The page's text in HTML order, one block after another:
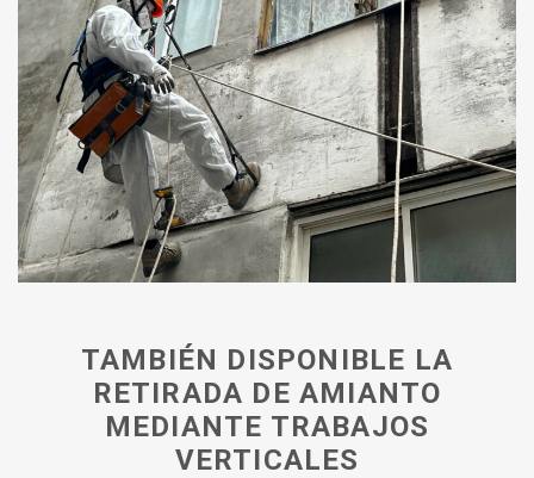
TAMBIÉN DISPONIBLE LA
RETIRADA DE AMIANTO
MEDIANTE TRABAJOS
VERTICALES